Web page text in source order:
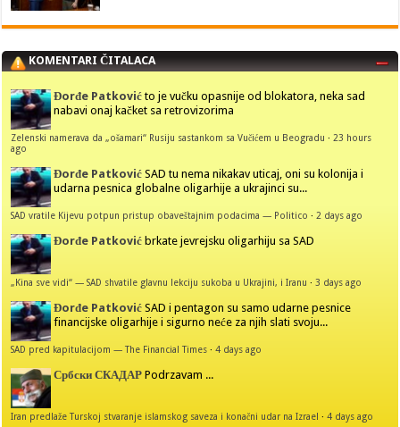
KOMENTARI ČITALACA
Đorđe Patković to je vučku opasnije od blokatora, neka sad
nabavi onaj kačket sa retrovizorima
Zelenski namerava da „ošamari“ Rusiju sastankom sa Vučićem u Beogradu · 23 hours
ago
Đorđe Patković SAD tu nema nikakav uticaj, oni su kolonija i
udarna pesnica globalne oligarhije a ukrajinci su...
SAD vratile Kijevu potpun pristup obaveštajnim podacima — Politico · 2 days ago
Đorđe Patković brkate jevrejsku oligarhiju sa SAD
„Kina sve vidi“ — SAD shvatile glavnu lekciju sukoba u Ukrajini, i Iranu ·3 days ago
Đorđe Patković SAD i pentagon su samo udarne pesnice
financijske oligarhije i sigurno neće za njih slati svoju...
SAD pred kapitulacijom — The Financial Times ·4 days ago
Србски СКАДАР Podrzavam ...
Iran predlaže Turskoj stvaranje islamskog saveza i konačni udar na Izrael ·4 days ago